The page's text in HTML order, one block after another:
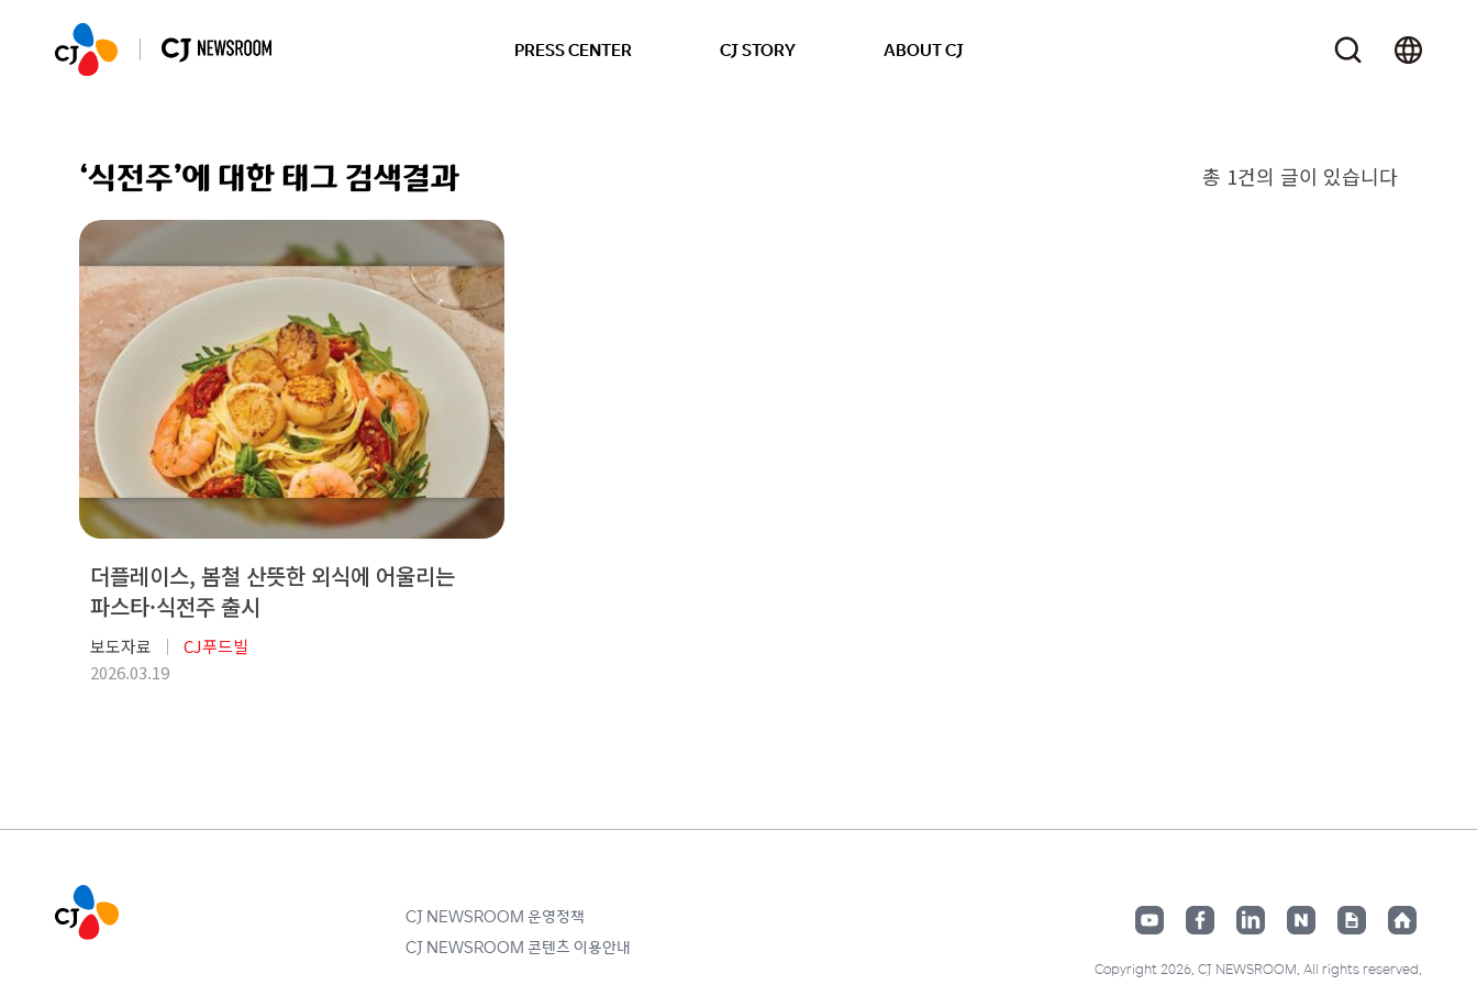
PRESS CENTER CJ STORY ABOUT CJ
‘식전주’에 대한 태그 검색결과 총 1건의 글이 있습니다
더플레이스, 봄철 산뜻한 외식에 어울리는
파스타·식전주 출시
보도자료
CJ푸드빌
2026.03.19
CJ NEWSROOM 운영정책
CJ NEWSROOM 콘텐츠 이용안내
Copyright 2026. CJ NEWSROOM. All rights reserved.